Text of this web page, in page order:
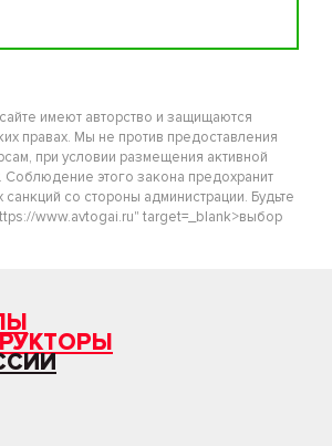
имеют авторство и защищаются
правах. Мы не против предоставления
при условии размещения активной
Соблюдение этого закона предохранит
со стороны администрации. Будьте
www.avtogai.ru" target=_blank>выбор